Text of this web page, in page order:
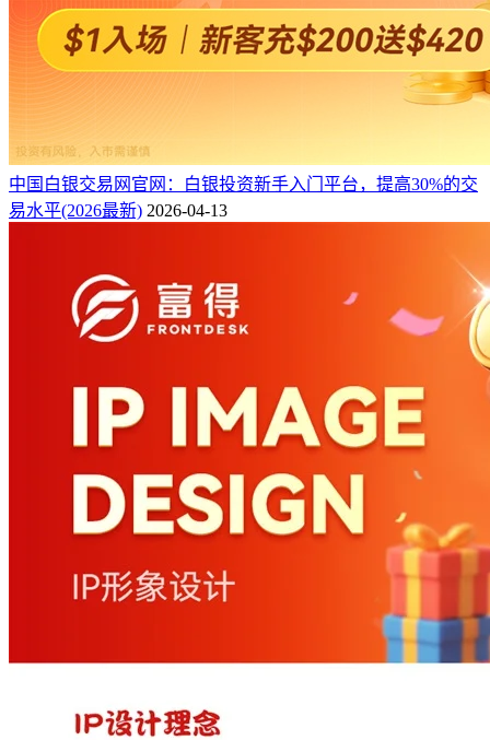
中国白银交易网官网：白银投资新手入门平台，提高30%的交
易水平(2026最新) 2026-04-13